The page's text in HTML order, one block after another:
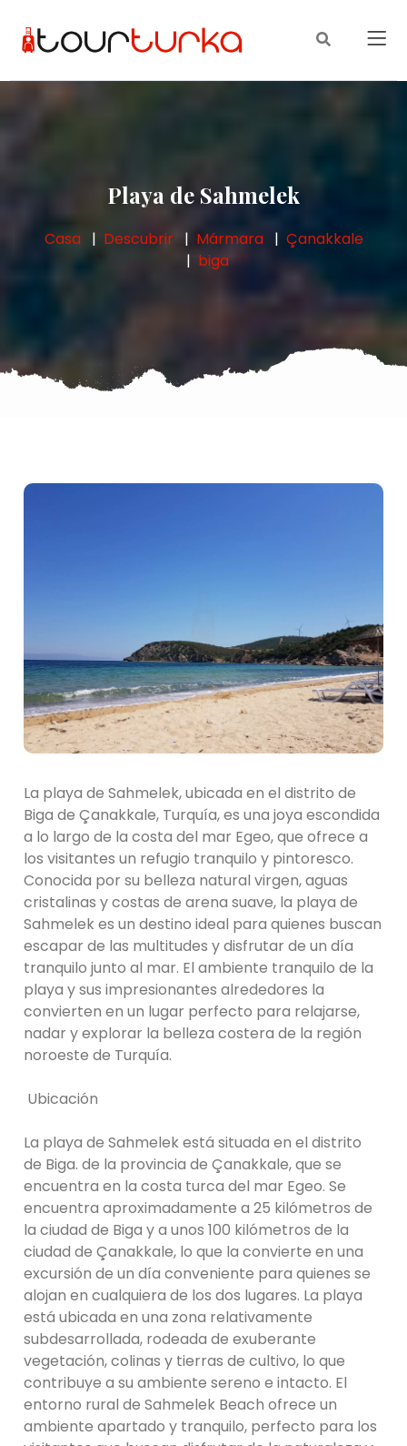
Playa de Sahmelek
Casa Descubrir Mármara
Çanakkale
biga
La playa de Sahmelek, ubicada en el distrito de
Biga de Çanakkale, Turquía, es una joya escondida
a lo largo de la costa del mar Egeo, que ofrece a
los visitantes un refugio tranquilo y pintoresco.
Conocida por su belleza natural virgen, aguas
cristalinas y costas de arena suave, la playa de
Sahmelek es un destino ideal para quienes buscan
escapar de las multitudes y disfrutar de un día
tranquilo junto al mar. El ambiente tranquilo de la
playa y sus impresionantes alrededores la
convierten en un lugar perfecto para relajarse,
nadar y explorar la belleza costera de la región
noroeste de Turquía.
Ubicación
La playa de Sahmelek está situada en el distrito
de Biga. de la provincia de Çanakkale, que se
encuentra en la costa turca del mar Egeo. Se
encuentra aproximadamente a 25 kilómetros de
la ciudad de Biga y a unos 100 kilómetros de la
ciudad de Çanakkale, lo que la convierte en una
excursión de un día conveniente para quienes se
alojan en cualquiera de los dos lugares. La playa
está ubicada en una zona relativamente
subdesarrollada, rodeada de exuberante
vegetación, colinas y tierras de cultivo, lo que
contribuye a su ambiente sereno e intacto. El
entorno rural de Sahmelek Beach ofrece un
ambiente apartado y tranquilo, perfecto para los